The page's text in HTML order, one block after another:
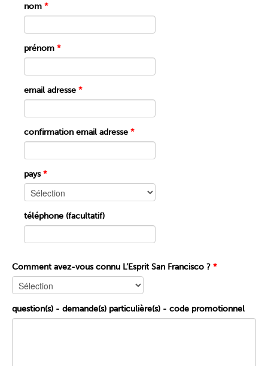
nom *
prénom *
email adresse *
confirmation email adresse *
pays*
téléphone (facultatif)
Comment avez-vous connu L’Esprit San Francisco ? *
question(s) - demande(s) particulière(s) - code promotionnel